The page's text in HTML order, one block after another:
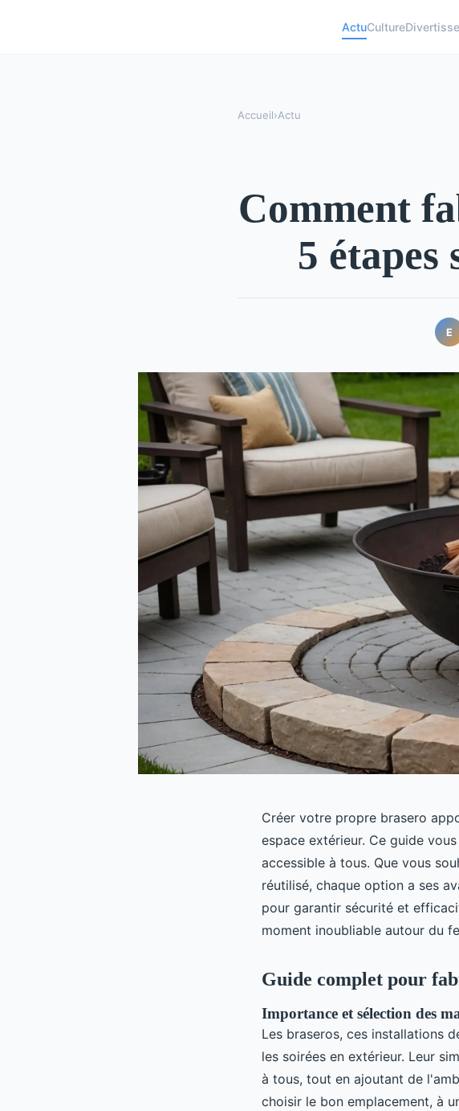
ActuCulture
Accueil›Actu
Comment
5 étapes
E
Créer votre propre brasero
espace extérieur. Ce guide
accessible à tous. Que vous
réutilisé, chaque option a ses
pour garantir sécurité et
moment inoubliable autour du
Guide complet pour
Importance et sélection des
Les braseros, ces installations
les soirées en extérieur. Leur
à tous, tout en ajoutant de
choisir le bon emplacement, à